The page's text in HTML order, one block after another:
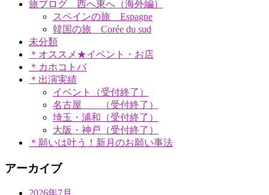
旅ブログ 西へ東へ（海外編）
スペインの旅 Espagne
韓国の旅 Corée du sud
未分類
＊オススメ★イベント・お店
＊カホコトバ
＊出演実績
イベント（受付終了）
名古屋 （受付終了）
埼玉・浦和（受付終了）
大阪・神戸（受付終了）
＊願いは叶う！新月のお願い事法
アーカイブ